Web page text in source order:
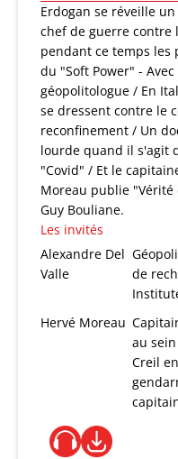
Erdogan se réveille
chef de guerre contre
pendant ce temps les
du "Soft Power" -
géopolitologue / En
se dressent contre le
reconfinement / Un
lourde quand il s'agit
"Covid" / Et le
Moreau publie
Guy Bouliane.
Les invités
Alexandre Del
Valle
de
Hervé Moreau
au
Creil